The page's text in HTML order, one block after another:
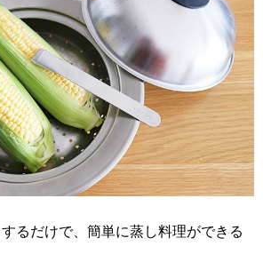
るだけで、簡単に蒸し料理ができる